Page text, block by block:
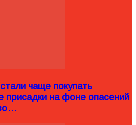
чаще покупать
присадки на фоне опасений